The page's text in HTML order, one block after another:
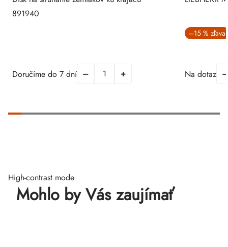
891940
Doručíme do 7 dní
–15 %
Na dotaz
High-contrast mode
Mohlo by Vás zaujímať